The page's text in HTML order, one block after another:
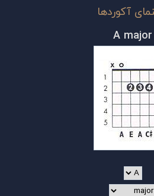
آکوردها
A major